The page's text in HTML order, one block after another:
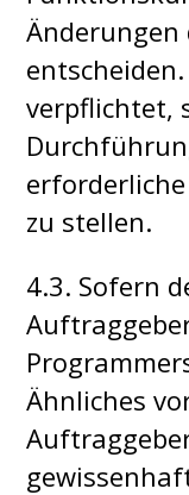
verpflichtet,
zu stellen.
4.3. Sofern
Ähnliches